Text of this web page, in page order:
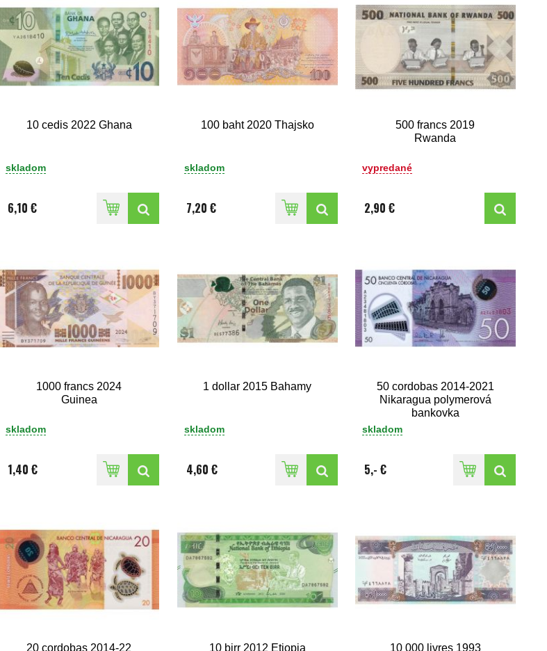
10 cedis 2022 Ghana
skladom
6,10 €
100 baht 2020 Thajsko
skladom
7,20 €
500 francs 2019
Rwanda
vypredané
2,90 €
1000 francs 2024
Guinea
skladom
1,40 €
1 dollar 2015 Bahamy
skladom
4,60 €
50 cordobas 2014-2021
Nikaragua polymerová
bankovka
skladom
5,- €
20 cordobas 2014-22 10 birr 2012 Etiopia 10 000 livres 1993